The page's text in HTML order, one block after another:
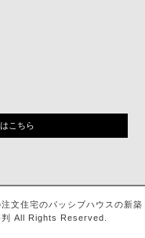
こちら
文住宅のパッシブハウスの新築
All Rights Reserved.